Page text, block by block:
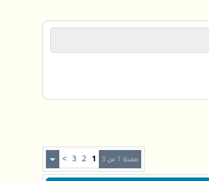
صفحة 1 من 3 1
2
3
>